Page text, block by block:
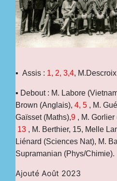
▪ Assis : 1, 2, 3,4,
▪ Debout : M. Labore
Brown (Anglais), 4, 5 , M.
Gaïsset (Maths),9 , M.
13 , M. Berthier, 15, Melle
Liénard (Sciences Nat), M.
Supramanian (Phys/Chimie).
Ajouté Août 2023